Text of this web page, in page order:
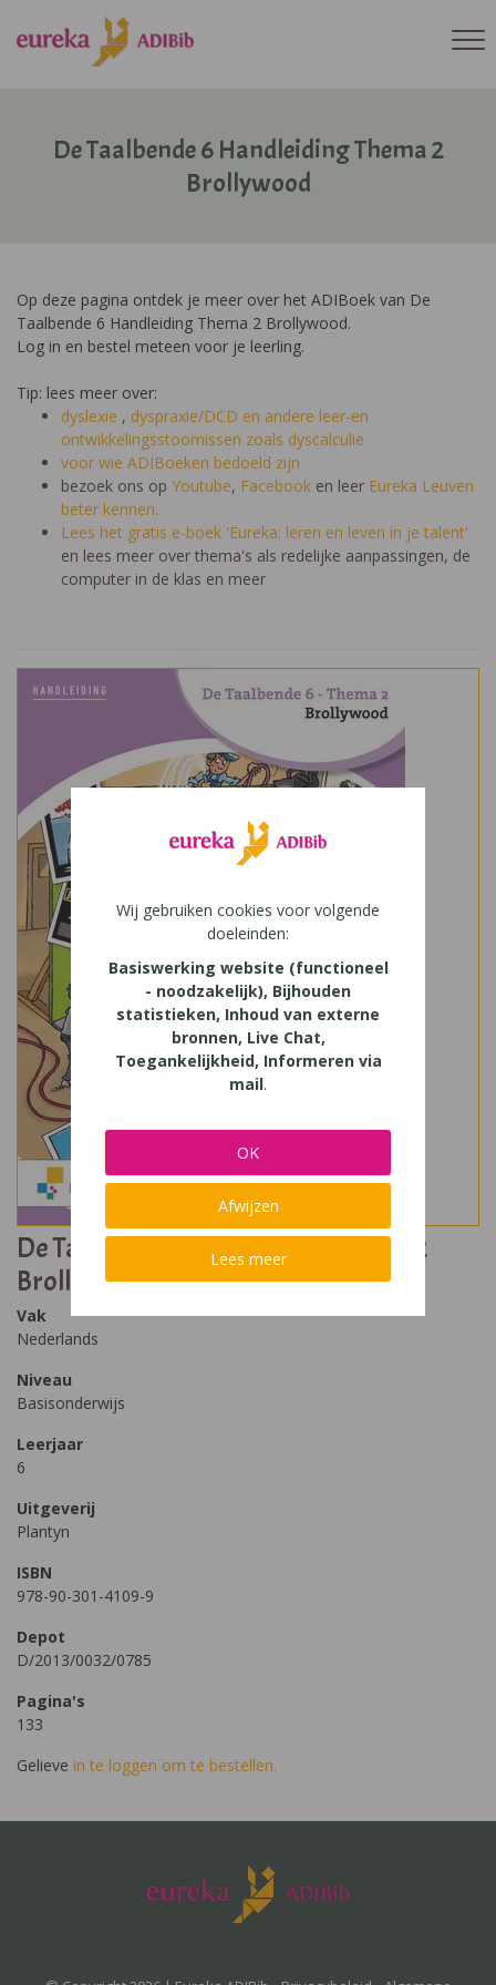
De Taalbende 6 Handleiding Thema 2
Brollywood
Op deze pagina ontdek je meer over het ADIBoek van De
Taalbende 6 Handleiding Thema 2 Brollywood.
Log in en bestel meteen voor je leerling.
Tip: lees meer over:
dyslexie , dyspraxie/DCD en andere leer-en
ontwikkelingsstoornissen zoals dyscalculie
voor wie ADIBoeken bedoeld zijn
bezoek ons op Youtube, Facebook en leer Eureka Leuven
beter kennen.
Lees het gratis e-boek 'Eureka: leren en leven in je talent'
en lees meer over thema's als redelijke aanpassingen, de
computer in de klas en meer
De Taalbende 6 Handleiding Thema 2
Brollywood
Vak
Nederlands
Niveau
Basisonderwijs
Leerjaar
6
Uitgeverij
Plantyn
ISBN
978-90-301-4109-9
Depot
D/2013/0032/0785
Pagina's
133
Gelieve in te loggen om te bestellen.
Wij gebruiken cookies voor volgende
doeleinden:
Basiswerking website (functioneel
- noodzakelijk), Bijhouden
statistieken, Inhoud van externe
bronnen, Live Chat,
Toegankelijkheid, Informeren via
mail.
OK
Afwijzen
Lees meer